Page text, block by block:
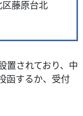
藤原台北
置されており、中
函するか、受付